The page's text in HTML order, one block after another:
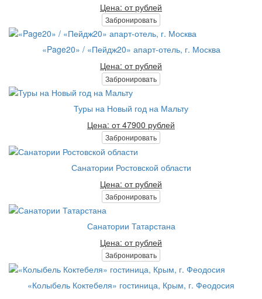
Цена: от рублей
Забронировать
«Page20» / «Пейдж20» апарт-отель, г. Москва
Цена: от рублей
Забронировать
Туры на Новый год на Мальту
Цена: от 47900 рублей
Забронировать
Санатории Ростовской области
Цена: от рублей
Забронировать
Санатории Татарстана
Цена: от рублей
Забронировать
«Колыбель Коктебеля» гостиница, Крым, г. Феодосия